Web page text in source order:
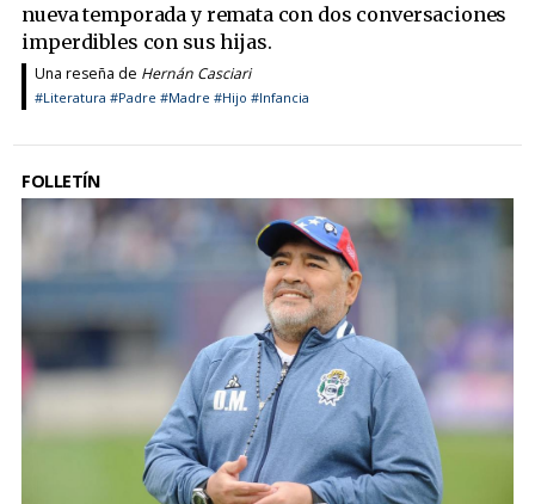
nueva temporada y remata con dos conversaciones
imperdibles con sus hijas.
Una reseña de Hernán Casciari
#Literatura #Padre #Madre #Hijo #Infancia
FOLLETÍN